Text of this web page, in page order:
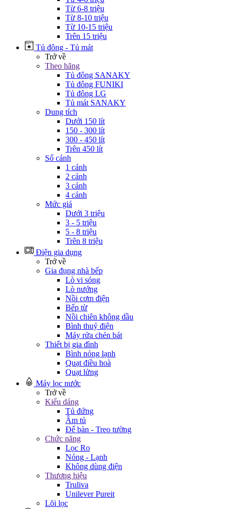
Từ 6-8 triệu
Từ 8-10 triệu
Từ 10-15 triệu
Trên 15 triệu
Tủ đông - Tủ mát
Trở về
Theo hãng
Tủ đông SANAKY
Tủ đông FUNIKI
Tủ đông LG
Tủ mát SANAKY
Dung tích
Dưới 150 lít
150 - 300 lít
300 - 450 lít
Trên 450 lít
Số cánh
1 cánh
2 cánh
3 cánh
4 cánh
Mức giá
Dưới 3 triệu
3 - 5 triệu
5 - 8 triệu
Trên 8 triệu
Điện gia dụng
Trở về
Gia đụng nhà bếp
Lò vi sóng
Lò nướng
Nồi cơm điện
Bếp từ
Nồi chiên không dầu
Bình thuỷ điện
Máy rửa chén bát
Thiết bị gia đình
Bình nóng lạnh
Quạt điều hoà
Quạt lửng
Máy lọc nước
Trở về
Kiểu dáng
Tủ đứng
Âm tủ
Để bàn - Treo tường
Chức năng
Lọc Ro
Nóng - Lạnh
Không dùng điện
Thương hiệu
Truliva
Unilever Pureit
Lõi lọc